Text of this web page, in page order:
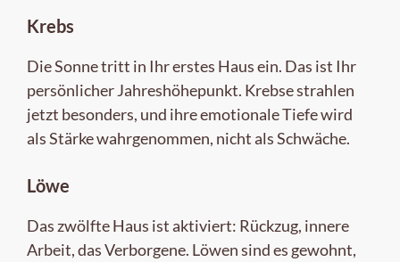
Krebs
Die Sonne tritt in Ihr erstes Haus ein. Das ist Ihr
persönlicher Jahreshöhepunkt. Krebse strahlen
jetzt besonders, und ihre emotionale Tiefe wird
als Stärke wahrgenommen, nicht als Schwäche.
Löwe
Das zwölfte Haus ist aktiviert: Rückzug, innere
Arbeit, das Verborgene. Löwen sind es gewohnt,